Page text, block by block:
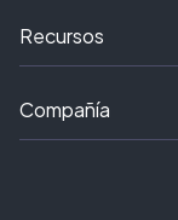
Recursos
Compañía